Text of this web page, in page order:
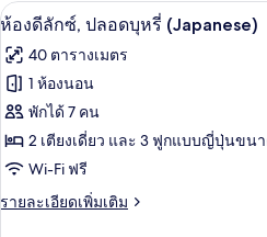
ห้อง
ปลอด
บุหรี่
(Parkside
Suite)
เปิด
ภาพถ่าย
ทั้งหมด
ของ
ห้อง
ดี
ลัก
ห้
14
ห้องดีลักซ์, ปลอดบุหรี่ (Japanese)
40 ตารางเมตร
1 ห้องนอน
พักได้ 7 คน
2 เตียงเดี่ยว และ 3 ฟูกแบบญี่ปุ่นขน
Wi-Fi ฟรี
รายละเอียดเพิ่มเติม
ราย